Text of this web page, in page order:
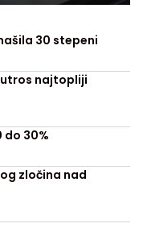
30 stepeni
najtopliji
do 30%
zločina nad